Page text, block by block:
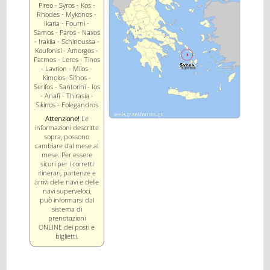
Pireo - Syros - Kos -
Rhodes - Mykonos -
Ikaria - Fourni -
Samos - Paros - Naxos
- Iraklia - Schinoussa -
Koufonisi - Amorgos -
Patmos - Leros - Tinos
- Lavrion - Milos -
Kimolos- Sifnos -
Serifos - Santorini - Ios
- Anafi - Thirasia -
Sikinos - Folegandros
Attenzione! Le
informazioni descritte
sopra, possono
cambiare dal mese al
mese. Per essere
sicuri per i corretti
itinerari, partenze e
arrivi delle navi e delle
navi superveloci,
può informarsi dal
sistema di
prenotazioni
ONLINE dei posti e
biglietti.